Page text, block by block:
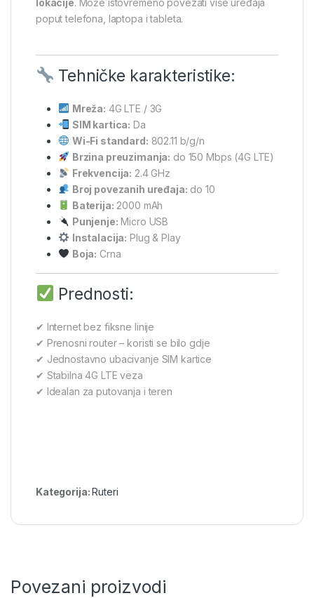
lokacije. Može istovremeno povezati više uređaja
poput telefona, laptopa i tableta.
Tehničke karakteristike:
Mreža: 4G LTE / 3G
SIM kartica: Da
Wi-Fi standard: 802.11 b/g/n
Brzina preuzimanja: do 150 Mbps (4G LTE)
Frekvencija: 2.4 GHz
Broj povezanih uređaja: do 10
Baterija: 2000 mAh
Punjenje: Micro USB
Instalacija: Plug & Play
Boja: Crna
Prednosti:
✔ Internet bez fiksne linije
✔ Prenosni router – koristi se bilo gdje
✔ Jednostavno ubacivanje SIM kartice
✔ Stabilna 4G LTE veza
✔ Idealan za putovanja i teren
Kategorija:Ruteri
Povezani proizvodi